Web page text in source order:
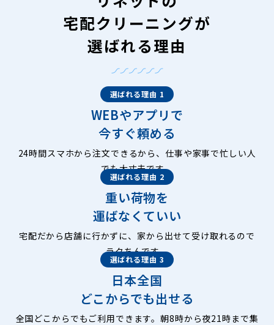
宅配クリーニングが
選ばれる理由
選ばれる理由 1
WEBやアプリで
今すぐ頼める
24時間スマホから注文できるから、仕事や家事で忙しい人
でも大丈夫です。
選ばれる理由 2
重い荷物を
運ばなくていい
宅配だから店舗に行かずに、家から出せて受け取れるので
ラクちんです。
選ばれる理由 3
日本全国
どこからでも出せる
全国どこからでもご利用できます。朝8時から夜21時まで集